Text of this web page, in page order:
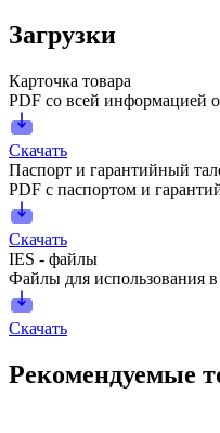
Загрузки
Карточка товара
PDF со всей информацией о
Скачать
Паспорт и гарантийный
PDF с паспортом и
Скачать
IES - файлы
Файлы для использования
Скачать
Рекомендуемые